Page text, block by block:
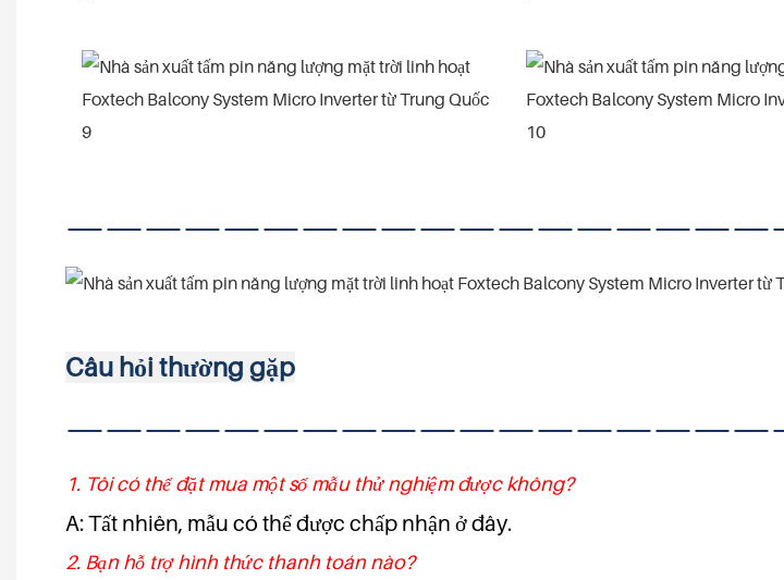
Câu hỏi thường gặp
1. Tôi có thể đặt mua một số mẫu thử nghiệm được không?
A: Tất nhiên, mẫu có thể được chấp nhận ở đây.
2. Bạn hỗ trợ hình thức thanh toán nào?